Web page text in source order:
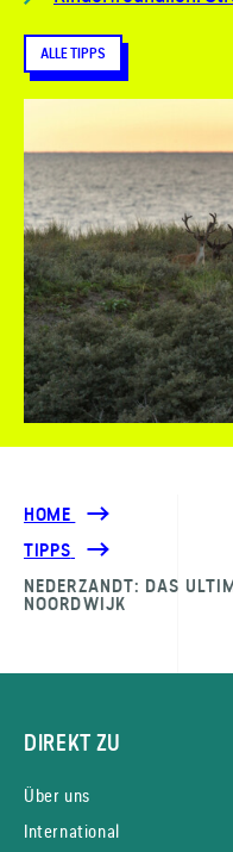
ALLE TIPPS
HOME
TIPPS
NEDERZANDT: DAS
NOORDWIJK
DIREKT ZU
Über uns
International